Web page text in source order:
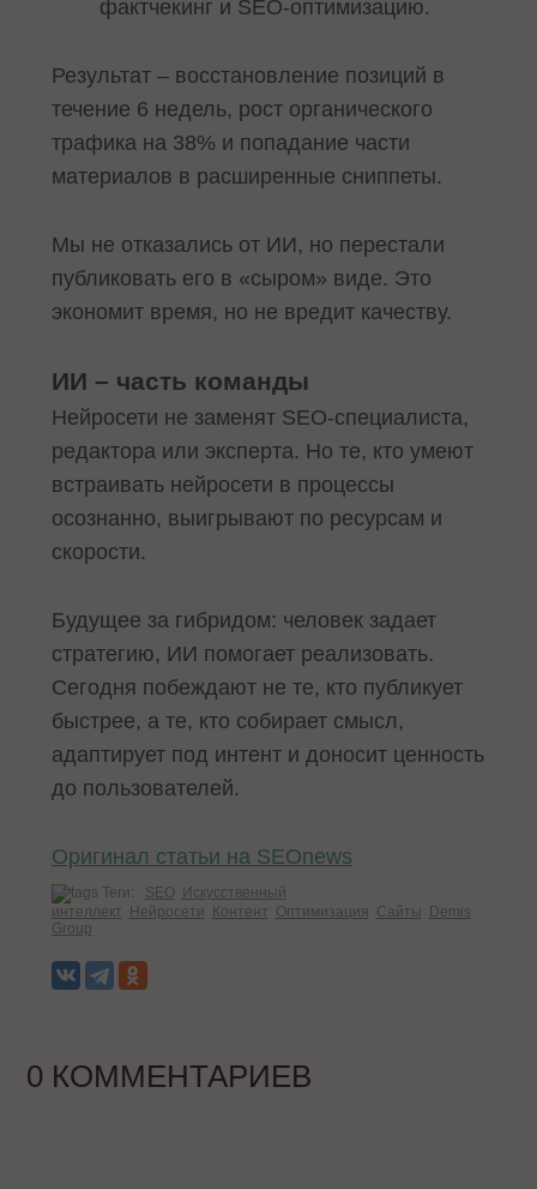
фактчекинг и SEO-оптимизацию.
Результат – восстановление позиций в
течение 6 недель, рост органического
трафика на 38% и попадание части
материалов в расширенные сниппеты.
Мы не отказались от ИИ, но перестали
публиковать его в «сыром» виде. Это
экономит время, но не вредит качеству.
ИИ – часть команды
Нейросети не заменят SEO-специалиста,
редактора или эксперта. Но те, кто умеют
встраивать нейросети в процессы
осознанно, выигрывают по ресурсам и
скорости.
Будущее за гибридом: человек задает
стратегию, ИИ помогает реализовать.
Сегодня побеждают не те, кто публикует
быстрее, а те, кто собирает смысл,
адаптирует под интент и доносит ценность
до пользователей.
Оригинал статьи на SEOnews
Теги: SEO Искусственный
интеллект Нейросети Контент Оптимизация Сайты Demis
Group
0 КОММЕНТАРИЕВ